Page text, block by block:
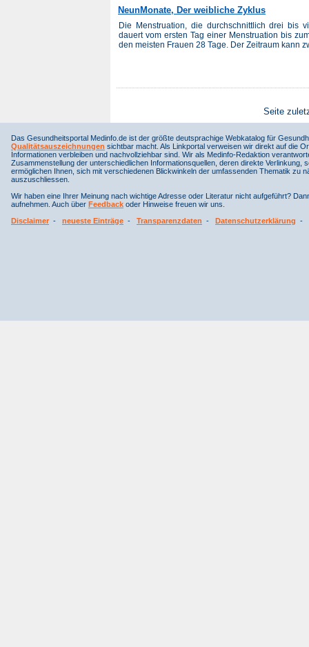
NeunMonate, Der weibliche Zyklus
Die Menstruation, die durchschnittlich drei bis
dauert vom ersten Tag einer Menstruation bis
den meisten Frauen 28 Tage. Der Zeitraum kann
Seite
Das Gesundheitsportal Medinfo.de ist der größte deutsprachige Webkatalog für
Qualitätsauszeichnungen sichtbar macht. Als Linkportal verweisen wir direkt auf die
Informationen verbleiben und nachvollziehbar sind. Wir als Medinfo-Redaktion
Zusammenstellung der unterschiedlichen Informationsquellen, deren direkte
ermöglichen Ihnen, sich mit verschiedenen Blickwinkeln der umfassenden Thematik
auszuschliessen.
Wir haben eine Ihrer Meinung nach wichtige Adresse oder Literatur nicht aufgeführt?
aufnehmen. Auch über Feedback oder Hinweise freuen wir uns.
Disclaimer - neueste Einträge - Transparenzdaten - Datenschutzerklärung -